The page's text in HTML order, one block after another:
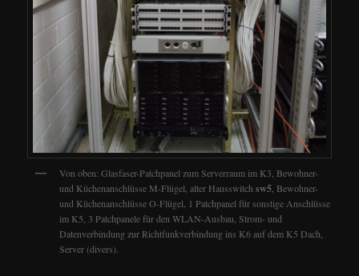
Von oben: Glasfaser-Patchpanel zum Serverraum im K3, Bewohner-
und Küchenanschlüsse M-Flügel, alter Hausswitchsw5, Bewohner-
und Küchenanschlüsse O-Flügel, 1 Patchpanel für sonstige Anschlüsse
im K5, 3 Patchpanele für den WLAN-Ausbau, Strom- und
Datenverbindung zur Richtfunkverbindung ins K6 auf dem K5 Dach,
Server (divers).